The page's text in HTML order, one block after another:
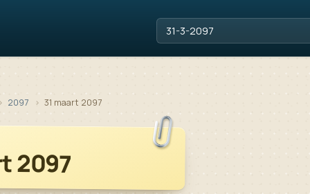
2097 31 maart 2097
2097